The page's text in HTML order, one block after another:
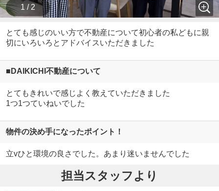
1 / 2
とても感じのいい方で不動産について初心者の私どもに親
切にいろいろとアドバイスいただきました
■DAIKICHI不動産について
とてもきれいで感じよく教えていただきました
1つ1つていねいでした
物件の決め手になったポイント！
立vひと環境の良さでした。あまり迷いませんでした
担当スタッフより